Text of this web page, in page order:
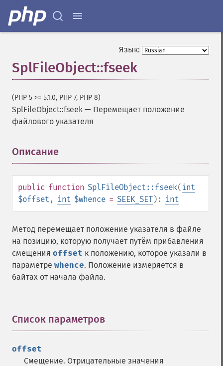
Язык:
SplFileObject::fseek
(PHP 5 >= 5.1.0, PHP 7, PHP 8)
SplFileObject::fseek — Перемещает положение
файлового указателя
Описание
public function SplFileObject::fseek( int
$offset , int $whence = SEEK_SET): int
Метод перемещает положение указателя в файле
на позицию, которую получает путём прибавления
смещения offset к положению, которое указали в
параметре whence. Положение измеряется в
байтах от начала файла.
Список параметров
offset
Смещение. Отрицательные значения